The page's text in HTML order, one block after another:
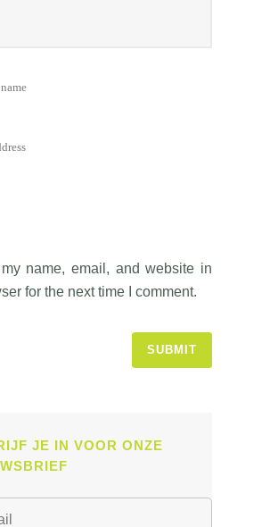
name, email, and website in
for the next time I comment.
JE IN VOOR ONZE